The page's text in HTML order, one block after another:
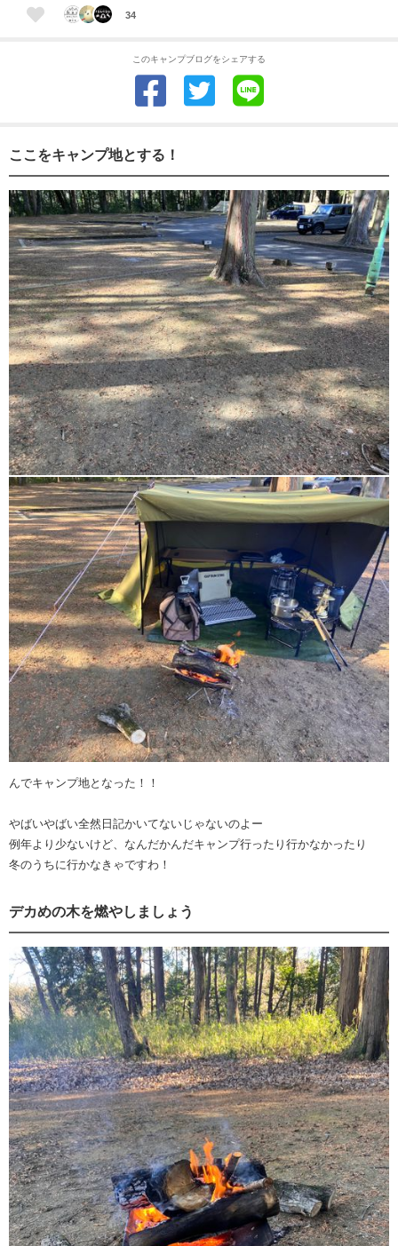
34
このキャンプブログをシェアする
ここをキャンプ地とする！
んでキャンプ地となった！！
やばいやばい全然日記かいてないじゃないのよー
例年より少ないけど、なんだかんだキャンプ行ったり行かなかったり
冬のうちに行かなきゃですわ！
デカめの木を燃やしましょう